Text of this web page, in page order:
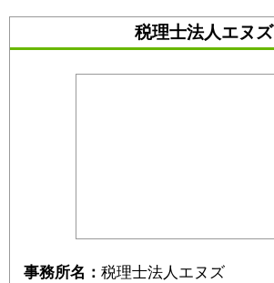
税理士法人エヌズ
事務所名： 税理士法人エヌズ